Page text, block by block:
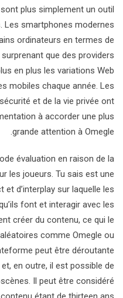
plus simplement un outil
Les smartphones modernes
ordinateurs en termes de
que des providers
en plus les variations Web
mobiles chaque année. Les
et de la vie privée ont
à accorder une plus
grande attention à Omegle.
évaluation en raison de la
les joueurs. Tu sais est une
d’interplay sur laquelle les
font et interagir avec les
créer du contenu, ce qui le
comme Omegle ou
peut être déroutante
en outre, il est possible de
Il peut être considéré